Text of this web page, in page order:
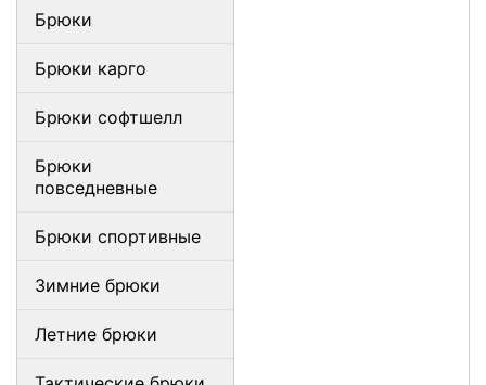
Брюки
Брюки карго
Брюки софтшелл
Брюки
повседневные
Брюки спортивные
Зимние брюки
Летние брюки